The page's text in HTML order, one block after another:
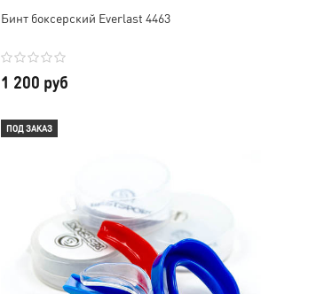
Бинт боксерский Everlast 4463
1 200 руб
ПОД ЗАКАЗ